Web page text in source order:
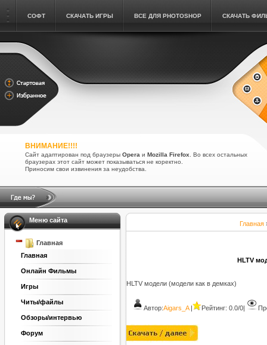
СОФТ СКАЧАТЬ ИГРЫ ВСЕ ДЛЯ PHOTOSHOP СКАЧАТЬ
ВНИМАНИЕ!!!!
Сайт адаптирован под браузеры Opera и Mozilla Firefox. Во всех остальных
браузерах этот сайт может показываться не коректно.
Приносим свои извинения за неудобства.
Меню сайта
Главная
Главная
Онлайн Фильмы
Игры
Читы/файлы
Обзоры/интервью
Форум
Главная
HLTV
HLTV модели (модели как в демках)
Автор:Aigars_A| Рейтинг: 0.0/0|